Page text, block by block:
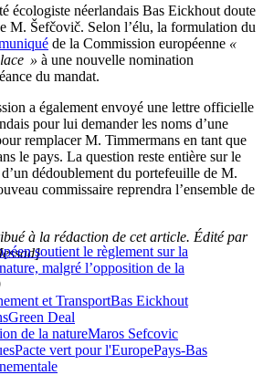
écologiste néerlandais Bas Eickhout doute
M. Šefčovič. Selon l’élu, la formulation du
de la Commission européenne «
» à une nouvelle nomination
du mandat.
a également envoyé une lettre officielle
pour lui demander les noms d’une
remplacer M. Timmermans en tant que
le pays. La question reste entière sur le
dédoublement du portefeuille de M.
commissaire reprendra l’ensemble de
soutient le règlement sur la
malgré l’opposition de la
à la rédaction de cet article. Édité par
et TransportBas Eickhout
Green Deal
de la natureMaros Sefcovic
Pacte vert pour l'EuropePays-Bas